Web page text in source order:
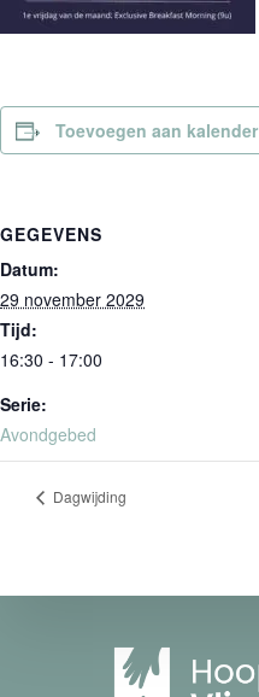
Toevoegen aan kalender
GEGEVENS
Datum:
29 november 2029
Tijd:
16:30 - 17:00
Serie:
Avondgebed
Dagwijding